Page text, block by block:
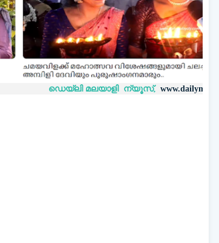
ഡെയ്‌ലി മലയാളി ന്യൂസ്, www.dailymalayaly.com